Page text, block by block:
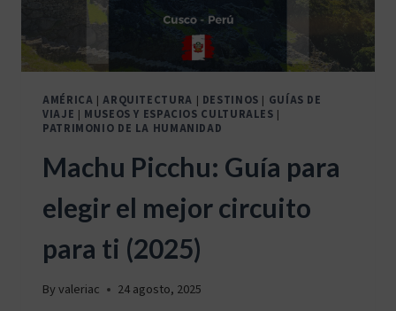
AMÉRICA |ARQUITECTURA | DESTINOS | GUÍAS DE
VIAJE | MUSEOS Y ESPACIOS CULTURALES |
PATRIMONIO DE LA HUMANIDAD
Machu Picchu: Guía para
elegir el mejor circuito
para ti (2025)
Byvaleriac 24 agosto, 2025